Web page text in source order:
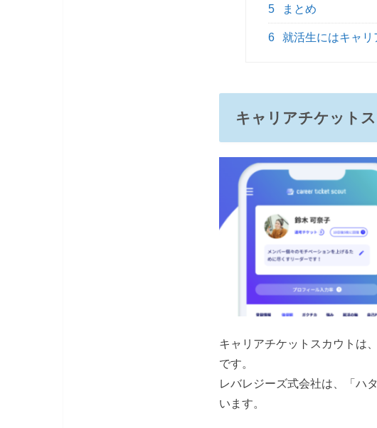
5 まとめ
6 就活生にはキャリ
キャリアチケット
キャリアチケットスカウトは
です。
レバレジーズ式会社は、「ハ
います。